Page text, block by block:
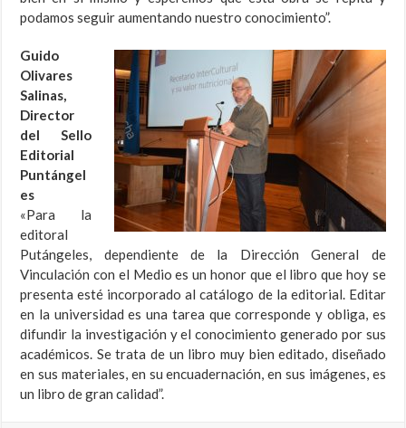
podamos seguir aumentando nuestro conocimiento”.
Guido
Olivares
Salinas,
Director
del Sello
Editorial
Puntángel
es
«Para la
editoral
Putángeles, dependiente de la Dirección General de
Vinculación con el Medio es un honor que el libro que hoy se
presenta esté incorporado al catálogo de la editorial. Editar
en la universidad es una tarea que corresponde y obliga, es
difundir la investigación y el conocimiento generado por sus
académicos. Se trata de un libro muy bien editado, diseñado
en sus materiales, en su encuadernación, en sus imágenes, es
un libro de gran calidad”.